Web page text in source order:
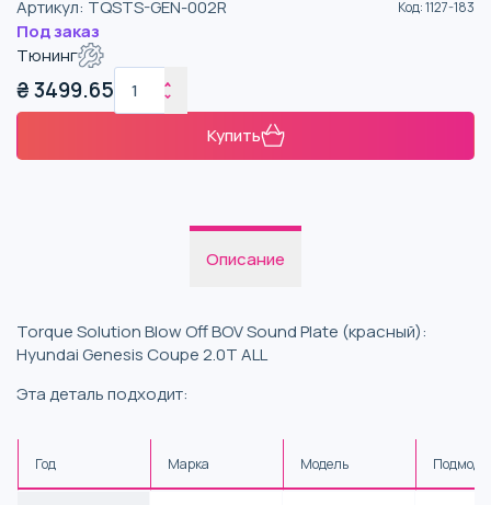
Артикул: TQSTS-GEN-002R Код:1127-183
Под заказ
Тюнинг
₴3499.65
Купить
Описание
Torque Solution Blow Off BOV Sound Plate (красный):
Hyundai Genesis Coupe 2.0T ALL
Эта деталь подходит:
Год Марка Модель